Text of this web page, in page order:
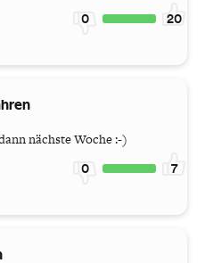
0 20
nächste Woche :-)
0 7